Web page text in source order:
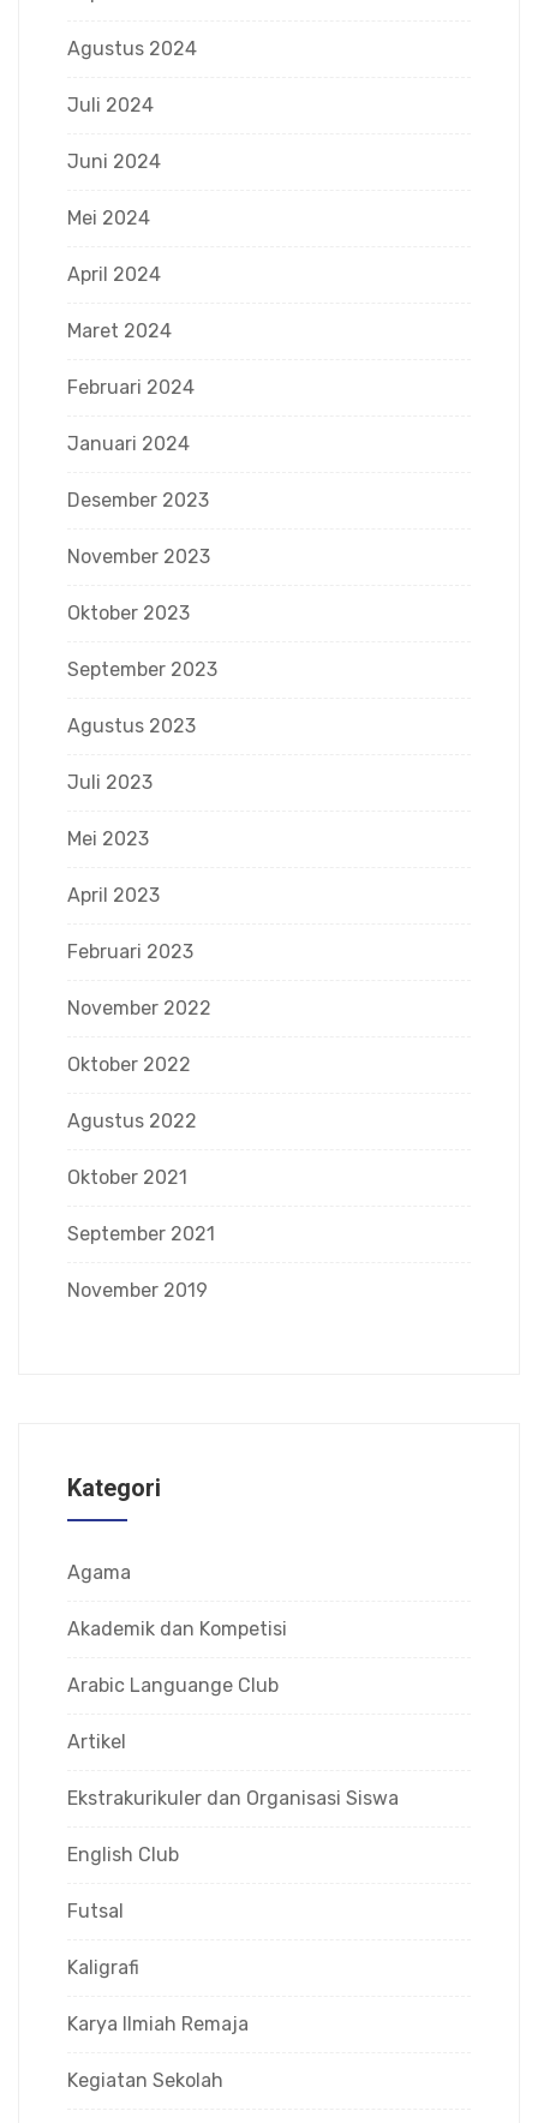
Agustus 2024
Juli 2024
Juni 2024
Mei 2024
April 2024
Maret 2024
Februari 2024
Januari 2024
Desember 2023
November 2023
Oktober 2023
September 2023
Agustus 2023
Juli 2023
Mei 2023
April 2023
Februari 2023
November 2022
Oktober 2022
Agustus 2022
Oktober 2021
September 2021
November 2019
Kategori
Agama
Akademik dan Kompetisi
Arabic Languange Club
Artikel
Ekstrakurikuler dan Organisasi Siswa
English Club
Futsal
Kaligrafi
Karya Ilmiah Remaja
Kegiatan Sekolah